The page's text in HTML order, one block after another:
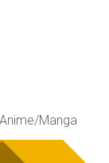
Manga